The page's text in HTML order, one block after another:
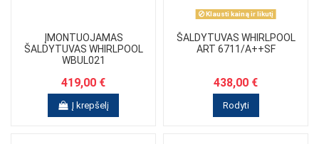
ĮMONTUOJAMAS
ŠALDYTUVAS WHIRLPOOL
WBUL021
419,00 €
Į krepšelį
Klausti kainą ir likutį
ŠALDYTUVAS WHIRLPOOL
ART 6711/A++SF
438,00 €
Rodyti